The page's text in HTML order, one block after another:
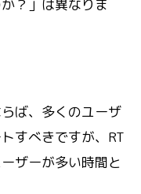
？」は異なりま
ば、多くのユーザ
すべきですが、RT
ザーが多い時間と